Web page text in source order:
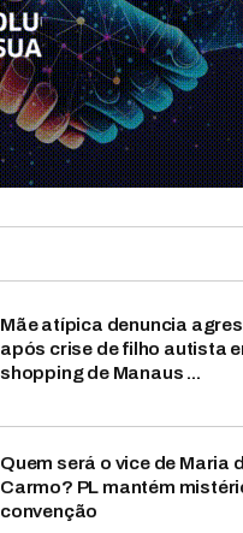
Mãe atípica denuncia
após crise de filho autista
shopping de Manaus ...
Quem será o vice de Maria
Carmo? PL mantém
convenção